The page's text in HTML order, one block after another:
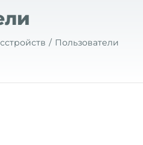
Пользователи